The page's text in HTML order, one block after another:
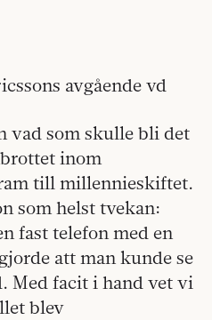
avgående vd
vad som skulle bli det
inom
till millennieskiftet.
som helst tvekan:
fast telefon med en
att man kunde se
Med facit i hand vet vi
blev